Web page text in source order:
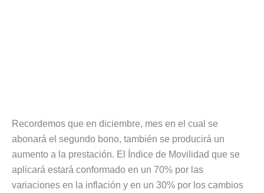
Recordemos que en diciembre, mes en el cual se
abonará el segundo bono, también se producirá un
aumento a la prestación. El Índice de Movilidad que se
aplicará estará conformado en un 70% por las
variaciones en la inflación y en un 30% por los cambios